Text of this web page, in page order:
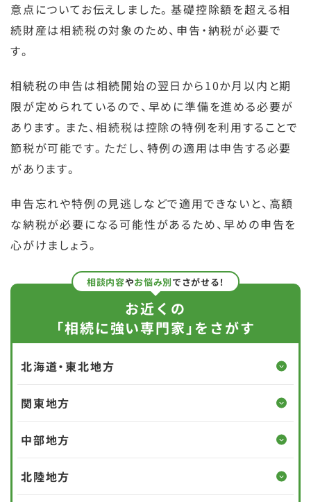
意点についてお伝えしました。基礎控除額を超える相
続財産は相続税の対象のため、申告・納税が必要で
す。
相続税の申告は相続開始の翌日から10か月以内と期
限が定められているので、早めに準備を進める必要が
あります。また、相続税は控除の特例を利用することで
節税が可能です。ただし、特例の適用は申告する必要
があります。
申告忘れや特例の見逃しなどで適用できないと、高額
な納税が必要になる可能性があるため、早めの申告を
心がけましょう。
相談内容やお悩み別でさがせる！
お近くの
「相続に強い専門家」をさがす
北海道・東北地方
北海道
岩手県
秋田県
関東地方
茨城県
群馬県
中部地方
新潟県
北陸地方